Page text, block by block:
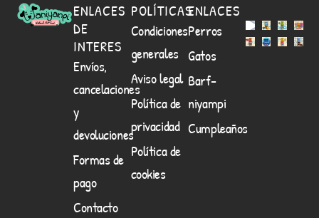
ENLACES
DE
INTERES
Envíos,
cancelaciones
y
devoluciones
Formas de
pago
Contacto
POLÍTICAS
Condiciones
generales
Aviso legal
Política de
privacidad
Política de
cookies
ENLACES
Perros
Gatos
Barf-
niyampi
Cumpleaños